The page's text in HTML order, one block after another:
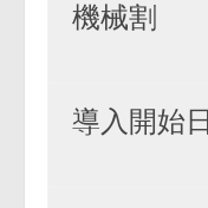
機械割
導入開始日